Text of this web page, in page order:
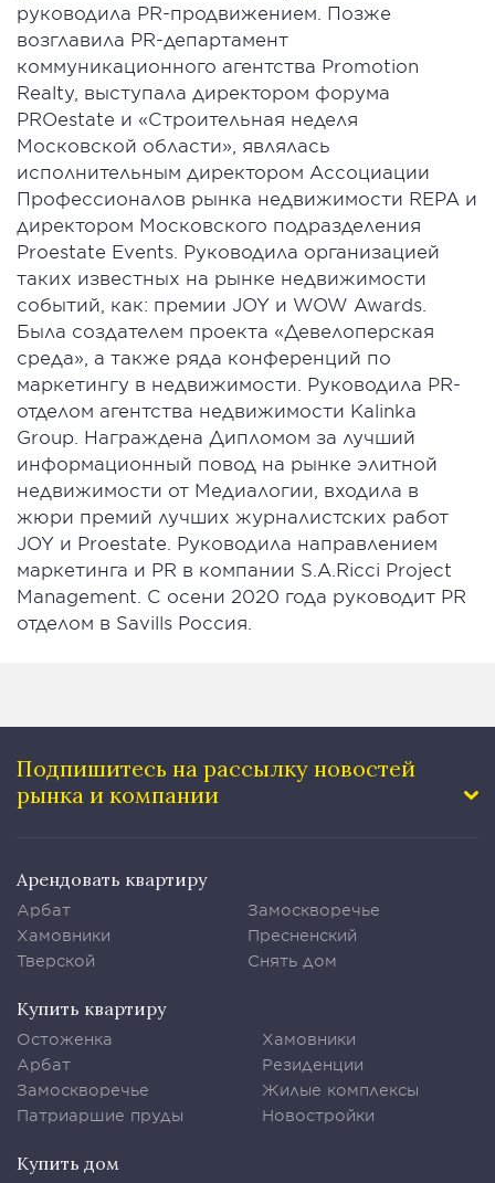
руководила PR-продвижением. Позже
возглавила PR-департамент
коммуникационного агентства Promotion
Realty, выступала директором форума
PROestate и «Строительная неделя
Московской области», являлась
исполнительным директором Ассоциации
Профессионалов рынка недвижимости REPA и
директором Московского подразделения
Proestate Events. Руководила организацией
таких известных на рынке недвижимости
событий, как: премии JOY и WOW Awards.
Была создателем проекта «Девелоперская
среда», а также ряда конференций по
маркетингу в недвижимости. Руководила PR-
отделом агентства недвижимости Kalinka
Group. Награждена Дипломом за лучший
информационный повод на рынке элитной
недвижимости от Медиалогии, входила в
жюри премий лучших журналистских работ
JOY и Proestate. Руководила направлением
маркетинга и PR в компании S.A.Ricci Project
Management. С осени 2020 года руководит PR
отделом в Savills Россия.
Подпишитесь на рассылку новостей
рынка и компании
Арендовать квартиру
Арбат
Хамовники
Тверской
Замоскворечье
Пресненский
Снять дом
Купить квартиру
Остоженка
Арбат
Замоскворечье
Патриаршие пруды
Хамовники
Резиденции
Жилые комплексы
Новостройки
Купить дом